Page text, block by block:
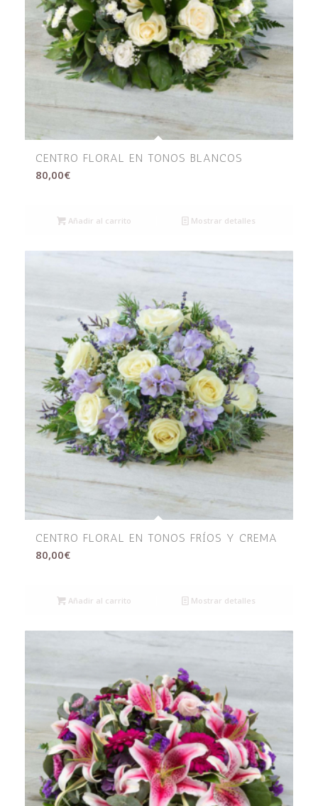
CENTRO FLORAL EN TONOS BLANCOS
80,00€
Añadir al carrito Mostrar detalles
CENTRO FLORAL EN TONOS FRÍOS Y CREMA
80,00€
Añadir al carrito Mostrar detalles